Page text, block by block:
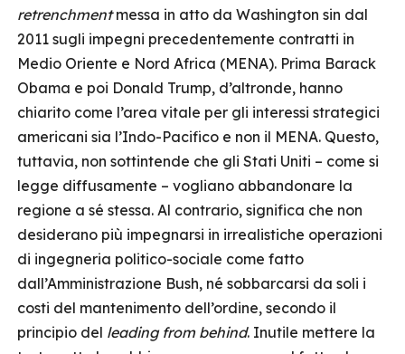
retrenchmentmessa in atto da Washington sin dal
2011 sugli impegni precedentemente contratti in
Medio Oriente e Nord Africa (MENA). Prima Barack
Obama e poi Donald Trump, d’altronde, hanno
chiarito come l’area vitale per gli interessi strategici
americani sia l’Indo-Pacifico e non il MENA. Questo,
tuttavia, non sottintende che gli Stati Uniti – come si
legge diffusamente – vogliano abbandonare la
regione a sé stessa. Al contrario, significa che non
desiderano più impegnarsi in irrealistiche operazioni
di ingegneria politico-sociale come fatto
dall’Amministrazione Bush, né sobbarcarsi da soli i
costi del mantenimento dell’ordine, secondo il
principio del leading from behind. Inutile mettere la